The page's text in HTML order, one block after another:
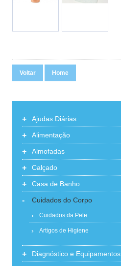
Voltar Home
+ Ajudas Diárias
+ Alimentação
+ Almofadas
+ Calçado
+ Casa de Banho
- Cuidados do Corpo
Cuidados da Pele
Artigos de Higiene
+ Diagnóstico e Equipamentos